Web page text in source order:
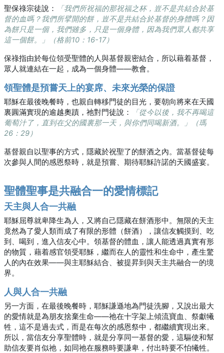
聖保祿宗徒說：
「我們所祝福的那祝福之杯，豈不是共結合於基
督的血嗎？我們所擘開的餅，豈不是共結合於基督的身體嗎？因
為餅只是一個，我們雖多，只是一個身體，因為我們眾人都共享
這一個餅。」（格前10：16-17）
保祿指由於每位領受聖體的人與基督親密結合，所以藉着基督，
眾人就連結在一起，成為一個身體――教會。
領聖體是預嘗天上的宴席、未來光榮的保證
耶穌在最後晚餐時，也親自轉移門徒的目光，要朝向將來在天國
裏圓滿實現的逾越奧蹟，祂對門徒說：
「從今以後，我不再喝這
葡萄汁了，直到在父的國裏那一天，與你們同喝新酒。」（瑪
26：29）
基督親自以聖事的方式，隱藏於祝聖了的餅酒之內。當基督徒每
次參與人間的感恩祭時，就是預嘗、期待耶穌許諾的天國盛宴。
聖體聖事是共融合一的愛情標記
天主與人合一共融
耶穌屈尊就卑降生為人，又將自己隱藏在餅酒形中。無限的天主
竟然為了愛人類而成了有限的形體（餅酒），讓信友觸摸到、吃
到、喝到，進入信友心中。領基督的體血，讓人能透過真實有形
的物質，藉着感官領受耶穌，繼而在人的靈性和生命中，產生驚
人的內在效果――與主耶穌結合、被提昇到與天主共融合一的境
界。
人與人合一共融
另一方面，在最後晚餐時，耶穌謙遜地為門徒洗腳，又說出最大
的愛情就是為朋友捨棄生命――祂在十字架上傾流寶血、祭獻犧
牲，這不是過去式，而是在每次的感恩祭中，都繼續實現出來。
所以，當信友分享聖體時，就是分享同一基督的愛，這驅使和幫
助信友要肖似祂，如同祂在服務時要謙卑，付出時要不怕犧牲。